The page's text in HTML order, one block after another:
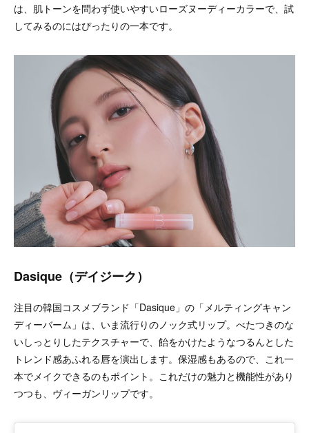
は、肌トーンを問わず使いやすいローズヌーディーカラーで、試
してみるのにはぴったりの一本です。
Dasique（デイジーク）
注目の韓国コスメブランド「Dasique」の「メルティングキャン
ディーバーム」は、いま流行りのノック式リップ。べたつきのな
いしっとりしたテクスチャーで、飴をかけたようなつるんとした
トレンド感あふれる唇を演出します。保湿感もあるので、これ一
本でメイクできるのもポイント。これだけの魅力と機能性があり
つつも、ヴィーガンリップです。